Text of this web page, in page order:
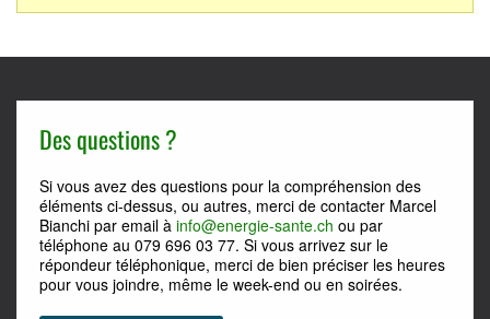
Des questions ?
Si vous avez des questions pour la compréhension des
éléments ci-dessus, ou autres, merci de contacter Marcel
Bianchi par email à info@energie-sante.ch ou par
téléphone au 079 696 03 77. Si vous arrivez sur le
répondeur téléphonique, merci de bien préciser les heures
pour vous joindre, même le week-end ou en soirées.